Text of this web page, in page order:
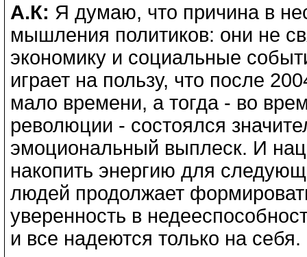
А.К: Я думаю, что причина в
мышления политиков: они не
экономику и социальные
играет на пользу, что после
мало времени, а тогда - во
революции - состоялся
эмоциональный выплеск. И
накопить энергию для
людей продолжает
уверенность в
и все надеются только на себя.